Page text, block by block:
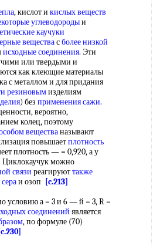
, кислот и кислых веществ
углеводородыи
каучуки
веществасболее низкой
исходные соединения. Эти
или твердыми и
как клеющие материалы
с металлом и для придания
резиновымизделиям
) без применения сажи.
вероятно,
колец, поэтому
веществаназывают
повышаетплотность
плотность — = 0,920, а у
Циклокаучук можно
связи реагируюттакже
и озоп
[c.213]
а = 3 и 6 — й = 3, R =
соединений является
, по формуле (70)
[c.230]